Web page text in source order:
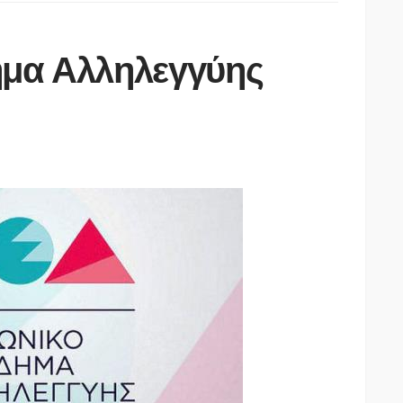
Αλληλεγγύης
και
2026-
2027.
ΣΤΟ
2026-
τροχαίο έξω από την
Παλαιοκώμη – ΙΧ συγκρούστηκε
με φορτηγό